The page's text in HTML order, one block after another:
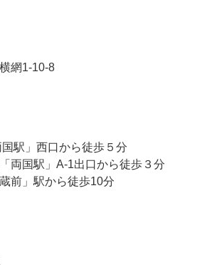
網1-10-8
駅」西口から徒歩５分
両国駅」A-1出口から徒歩３分
前」駅から徒歩10分